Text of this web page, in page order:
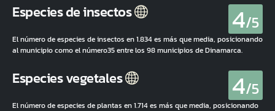
Especies de insectos 4/5
El número de especies de insectos en 1.834 es más que media, posicionando
al municipio como el número35 entre los 98 municipios de Dinamarca.
Especies vegetales 4/5
El número de especies de plantas en 1.714 es más que media, posicionando